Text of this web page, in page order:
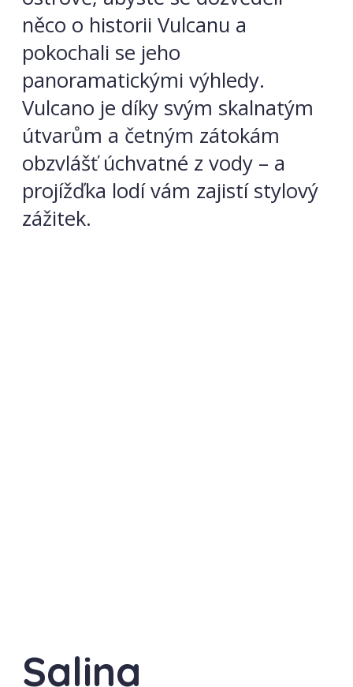
něco o historii Vulcanu a
pokochali se jeho
panoramatickými výhledy.
Vulcano je díky svým skalnatým
útvarům a četným zátokám
obzvlášť úchvatné z vody – a
projížďka lodí vám zajistí stylový
zážitek.
Salina